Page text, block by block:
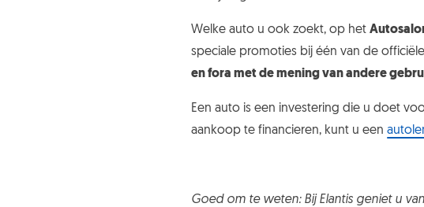
Welke auto u ook zoekt, op het
speciale promoties bij één van de
en fora met de mening van andere
Een auto is een investering die u doet
aankoop te financieren, kunt u een
Goed om te weten: Bij Elantis geniet u